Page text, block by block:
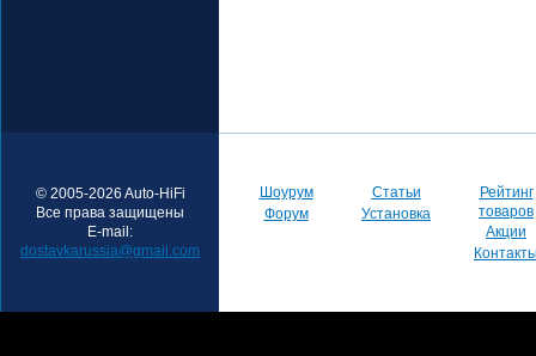
© 2005-2026 Auto-HiFi
Все права защищены
E-mail:
dostavkarussia@gmail.com
Шоурум
Форум
Статьи
Установка
Рейтинг
товаров
Акции